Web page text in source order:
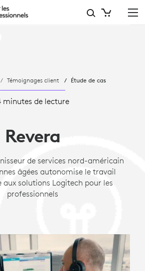
Témoignages client Étude de cas
minutes de lecture
Revera
de services nord-américain
âgées autonomise le travail
aux solutions Logitech pour les
professionnels